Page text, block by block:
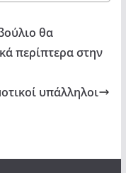
θα
περίπτερα στην
υπάλληλοι